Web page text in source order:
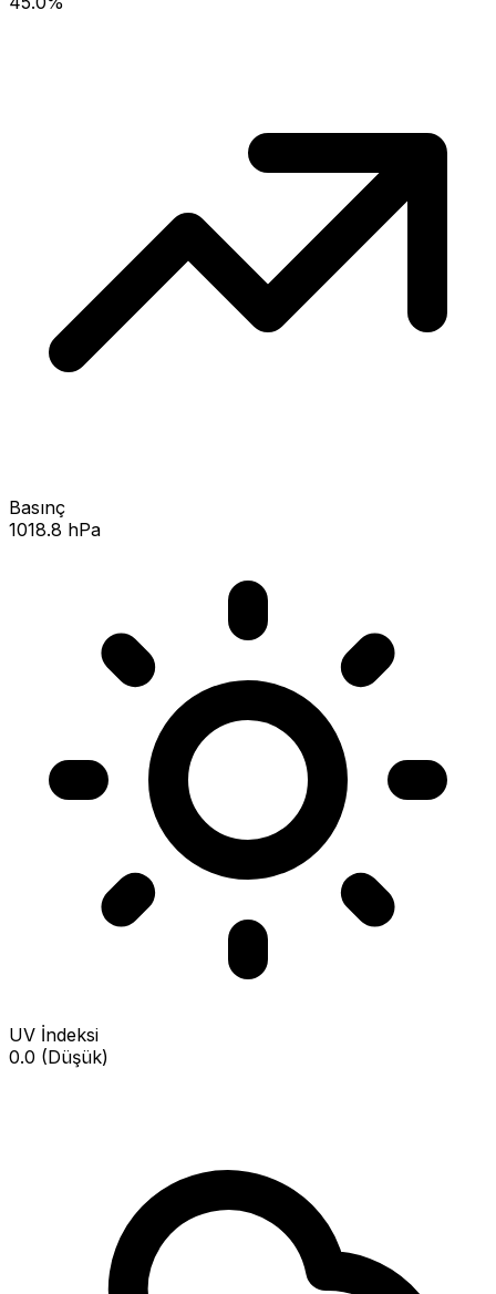
Basınç
1018.8 hPa
UV İndeksi
0.0 (Düşük)